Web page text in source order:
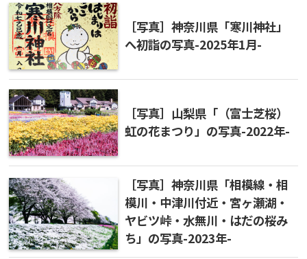
［写真］神奈川県「寒川神社」
へ初詣の写真-2025年1月-
［写真］山梨県「（富士芝桜）
虹の花まつり」の写真-2022年-
［写真］神奈川県「相模線・相
模川・中津川付近・宮ヶ瀬湖・
ヤビツ峠・水無川・はだの桜み
ち」の写真-2023年-